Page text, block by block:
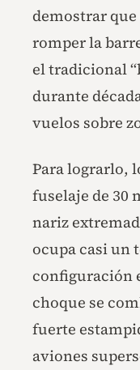
demostrar
romper la
el tradicional
durante
vuelos sobre
Para lograrlo,
fuselaje de 30
nariz
ocupa casi un
configuración
choque se
fuerte
aviones